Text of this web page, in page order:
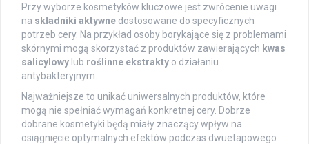
Przy wyborze kosmetyków kluczowe jest zwrócenie uwagi
na składniki aktywne dostosowane do specyficznych
potrzeb cery. Na przykład osoby borykające się z problemami
skórnymi mogą skorzystać z produktów zawierających kwas
salicylowy lub roślinne ekstrakty o działaniu
antybakteryjnym.
Najważniejsze to unikać uniwersalnych produktów, które
mogą nie spełniać wymagań konkretnej cery. Dobrze
dobrane kosmetyki będą miały znaczący wpływ na
osiągnięcie optymalnych efektów podczas dwuetapowego